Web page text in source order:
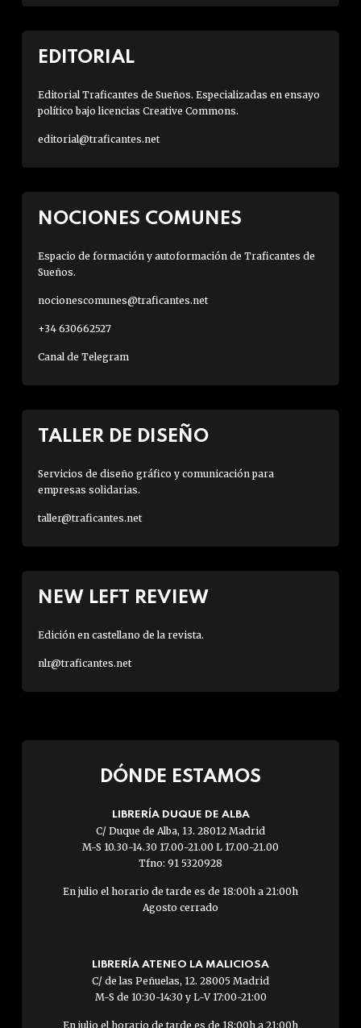
EDITORIAL
Editorial Traficantes de Sueños. Especializadas en ensayo
político bajo licencias Creative Commons.
editorial@traficantes.net
NOCIONES COMUNES
Espacio de formación y autoformación de Traficantes de
Sueños.
nocionescomunes@traficantes.net
+34 630662527
Canal de Telegram
TALLER DE DISEÑO
Servicios de diseño gráfico y comunicación para
empresas solidarias.
taller@traficantes.net
NEW LEFT REVIEW
Edición en castellano de la revista.
nlr@traficantes.net
DÓNDE ESTAMOS
LIBRERÍA DUQUE DE ALBA
C/ Duque de Alba, 13. 28012 Madrid
M-S 10.30-14.30 17.00-21.00 L 17.00-21.00
Tfno: 91 5320928
En julio el horario de tarde es de 18:00h a 21:00h
Agosto cerrado
LIBRERÍA ATENEO LA MALICIOSA
C/ de las Peñuelas, 12. 28005 Madrid
M-S de 10:30-14:30 y L-V 17:00-21:00
En julio el horario de tarde es de 18:00h a 21:00h